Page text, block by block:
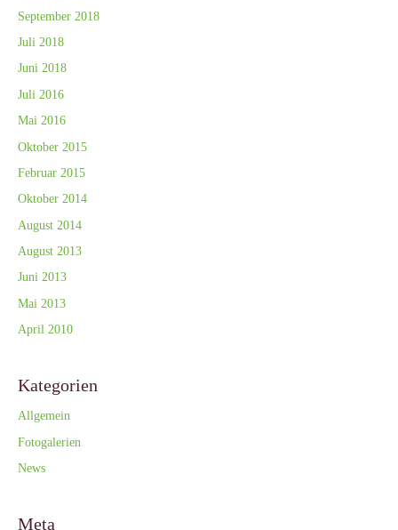
September 2018
Juli 2018
Juni 2018
Juli 2016
Mai 2016
Oktober 2015
Februar 2015
Oktober 2014
August 2014
August 2013
Juni 2013
Mai 2013
April 2010
Kategorien
Allgemein
Fotogalerien
News
Meta